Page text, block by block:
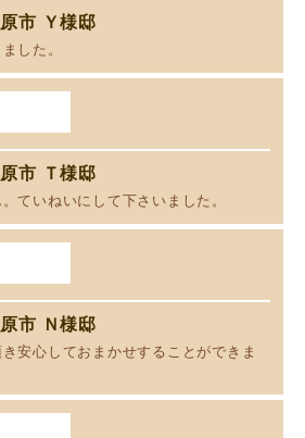
市 Ｙ様邸
した。
市 Ｔ様邸
ていねいにして下さいました。
市 Ｎ様邸
安心しておまかせすることができま